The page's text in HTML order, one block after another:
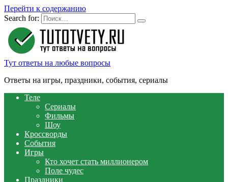
Перейти к содержанию
Search for:
Тут ответы на любые вопросы
Ответы на игры, праздники, события, сериалы
Теле
Сериалы
Фильмы
Шоу
Кроссворды
События
Игры
Кто хочет стать миллионером
Поле чудес
Праздники